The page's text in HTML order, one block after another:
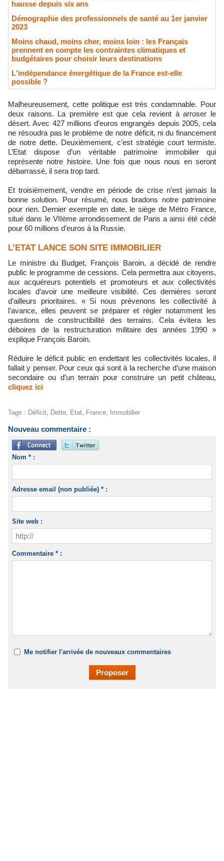
hausse depuis six ans
Démographie des professionnels de santé au 1er janvier
2023
Moins chaud, moins cher, moins loin : les Français
prennent en compte les contraintes climatiques et
budgétaires pour choisir leurs destinations
L'indépendance énergétique de la France est-elle
possible ?
Malheureusement, cette politique est très condamnable. Pour
deux raisons. La première est que cela revient à arroser le
désert. Avec 427 millions d’euros engrangés depuis 2005, cela
ne résoudra pas le problème de notre déficit, ni du financement
de notre dette. Deuxièmement, c’est stratégie court termiste.
L’Etat dispose d’un véritable patrimoine immobilier qui
représente notre histoire. Une fois que nous nous en seront
débarrassé, il sera trop tard.
Et troisièmement, vendre en période de crise n’est jamais la
bonne solution. Pour résumé, nous bradons notre patrimoine
pour rien. Dernier exemple en date, le siège de Métro France,
situé dans le VIIème arrondissement de Paris a ainsi été cédé
pour 60 millions d’euros à la Russie.
L’ETAT LANCE SON SITE IMMOBILIER
Le ministre du Budget, François Baroin, a décidé de rendre
public le programme de cessions. Cela permettra aux citoyens,
aux acquéreurs potentiels et promoteurs et aux collectivités
locales d’avoir une meilleure visibilité. Ces dernières seront
d’ailleurs prioritaires. « Si nous prévenons les collectivité à
l'avance, elles peuvent se préparer et régler notamment les
questions de constructibilité des terrains. Cela évitera les
déboires de la restructuration militaire des années 1990 »
explique François Baroin.
Réduire le déficit public en endettant les collectivités locales, il
fallait y penser. Pour ceux qui sont à la recherche d’une maison
secondaire ou d’un terrain pour construire un petit château,
cliquez ici
Tags : Déficit, Dette, Etat, France, Immobilier
Nouveau commentaire :
Nom * :
Adresse email (non publiée) * :
Site web :
Commentaire * :
Me notifier l'arrivée de nouveaux commentaires